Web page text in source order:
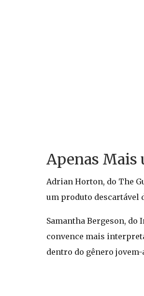
Apenas Mais
Adrian Horton, do The
um produto descartável
Samantha Bergeson, do
convence mais
dentro do gênero